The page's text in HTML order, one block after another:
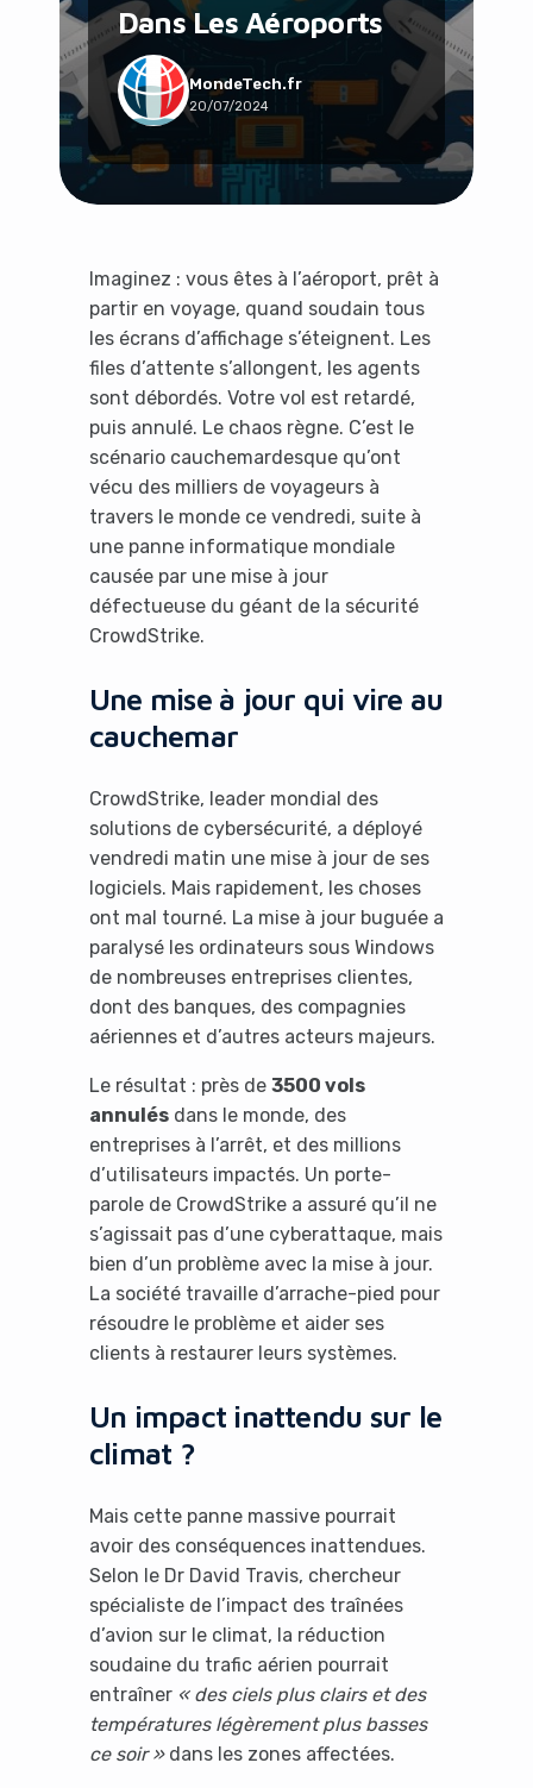
Dans Les Aéroports
MondeTech.fr
20/07/2024
Imaginez : vous êtes à l’aéroport, prêt à
partir en voyage, quand soudain tous
les écrans d’affichage s’éteignent. Les
files d’attente s’allongent, les agents
sont débordés. Votre vol est retardé,
puis annulé. Le chaos règne. C’est le
scénario cauchemardesque qu’ont
vécu des milliers de voyageurs à
travers le monde ce vendredi, suite à
une panne informatique mondiale
causée par une mise à jour
défectueuse du géant de la sécurité
CrowdStrike.
Une mise à jour qui vire au
cauchemar
CrowdStrike, leader mondial des
solutions de cybersécurité, a déployé
vendredi matin une mise à jour de ses
logiciels. Mais rapidement, les choses
ont mal tourné. La mise à jour buguée a
paralysé les ordinateurs sous Windows
de nombreuses entreprises clientes,
dont des banques, des compagnies
aériennes et d’autres acteurs majeurs.
Le résultat : près de 3500 vols
annulésdans le monde, des
entreprises à l’arrêt, et des millions
d’utilisateurs impactés. Un porte-
parole de CrowdStrike a assuré qu’il ne
s’agissait pas d’une cyberattaque, mais
bien d’un problème avec la mise à jour.
La société travaille d’arrache-pied pour
résoudre le problème et aider ses
clients à restaurer leurs systèmes.
Un impact inattendu sur le
climat ?
Mais cette panne massive pourrait
avoir des conséquences inattendues.
Selon le Dr David Travis, chercheur
spécialiste de l’impact des traînées
d’avion sur le climat, la réduction
soudaine du trafic aérien pourrait
entraîner « des ciels plus clairs et des
températures légèrement plus basses
ce soir »dans les zones affectées.
Social & Communauté
Tech & Développement
Travail & Productivité
Voyage